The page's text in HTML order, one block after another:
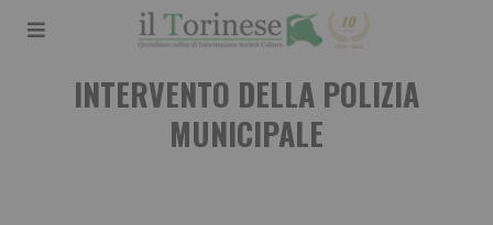
INTERVENTO DELLA POLIZIA
MUNICIPALE